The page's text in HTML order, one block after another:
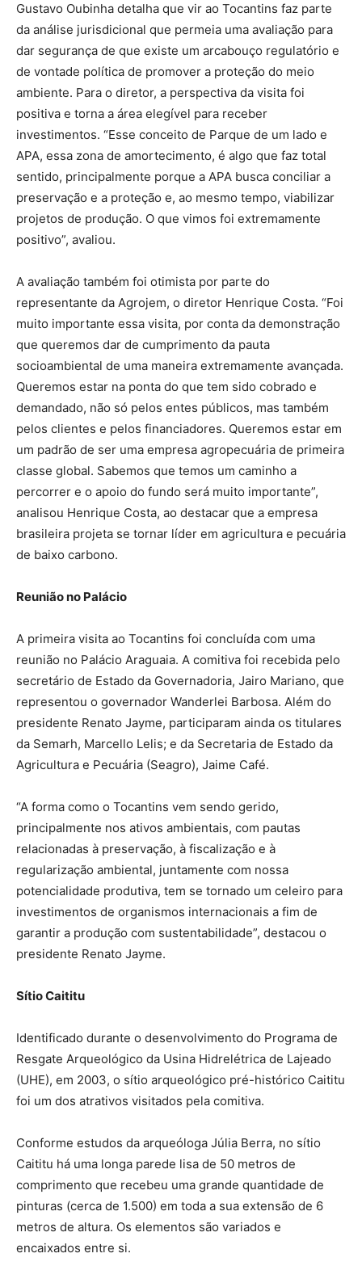
Gustavo Oubinha detalha que vir ao Tocantins faz parte
da análise jurisdicional que permeia uma avaliação para
dar segurança de que existe um arcabouço regulatório e
de vontade política de promover a proteção do meio
ambiente. Para o diretor, a perspectiva da visita foi
positiva e torna a área elegível para receber
investimentos. “Esse conceito de Parque de um lado e
APA, essa zona de amortecimento, é algo que faz total
sentido, principalmente porque a APA busca conciliar a
preservação e a proteção e, ao mesmo tempo, viabilizar
projetos de produção. O que vimos foi extremamente
positivo”, avaliou.
A avaliação também foi otimista por parte do
representante da Agrojem, o diretor Henrique Costa. “Foi
muito importante essa visita, por conta da demonstração
que queremos dar de cumprimento da pauta
socioambiental de uma maneira extremamente avançada.
Queremos estar na ponta do que tem sido cobrado e
demandado, não só pelos entes públicos, mas também
pelos clientes e pelos financiadores. Queremos estar em
um padrão de ser uma empresa agropecuária de primeira
classe global. Sabemos que temos um caminho a
percorrer e o apoio do fundo será muito importante”,
analisou Henrique Costa, ao destacar que a empresa
brasileira projeta se tornar líder em agricultura e pecuária
de baixo carbono.
Reunião no Palácio
A primeira visita ao Tocantins foi concluída com uma
reunião no Palácio Araguaia. A comitiva foi recebida pelo
secretário de Estado da Governadoria, Jairo Mariano, que
representou o governador Wanderlei Barbosa. Além do
presidente Renato Jayme, participaram ainda os titulares
da Semarh, Marcello Lelis; e da Secretaria de Estado da
Agricultura e Pecuária (Seagro), Jaime Café.
“A forma como o Tocantins vem sendo gerido,
principalmente nos ativos ambientais, com pautas
relacionadas à preservação, à fiscalização e à
regularização ambiental, juntamente com nossa
potencialidade produtiva, tem se tornado um celeiro para
investimentos de organismos internacionais a fim de
garantir a produção com sustentabilidade”, destacou o
presidente Renato Jayme.
Sítio Caititu
Identificado durante o desenvolvimento do Programa de
Resgate Arqueológico da Usina Hidrelétrica de Lajeado
(UHE), em 2003, o sítio arqueológico pré-histórico Caititu
foi um dos atrativos visitados pela comitiva.
Conforme estudos da arqueóloga Júlia Berra, no sítio
Caititu há uma longa parede lisa de 50 metros de
comprimento que recebeu uma grande quantidade de
pinturas (cerca de 1.500) em toda a sua extensão de 6
metros de altura. Os elementos são variados e
encaixados entre si.